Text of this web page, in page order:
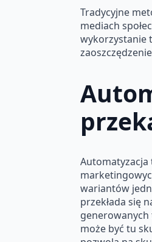
Tradycyjne
mediach
wykorzystanie
Automatyzacja
wariantów
przekłada się
generowanych
może być tu